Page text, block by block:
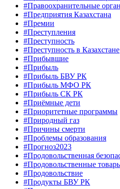
#Правоохранительные
#Предприятия Казахстана
#Премии
#Преступления
#Преступность
#Преступность в Казахстане
#Прибывшие
#Прибыль
#Прибыль БВУ РК
#Прибыль МФО РК
#Прибыль СК РК
#Приёмные дети
#Приоритетные программы
#Природный газ
#Причины смерти
#Проблемы образования
#Прогноз2023
#Продовольственная
#Продовольственные
#Продовольствие
#Продукты БВУ РК